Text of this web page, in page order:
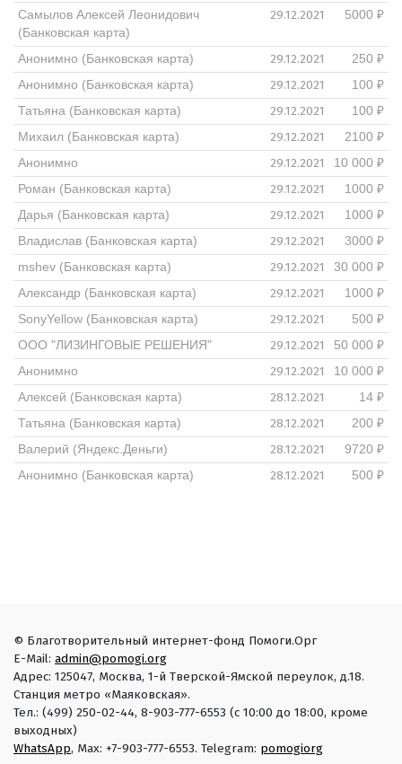
Самылов Алексей Леонидович
(Банковская карта)
29.12.2021 5000 ₽
Анонимно (Банковская карта) 29.12.2021
250 ₽
Анонимно (Банковская карта)
29.12.2021
100 ₽
Татьяна (Банковская карта)
29.12.2021
100 ₽
Михаил (Банковская карта)
29.12.2021
2100 ₽
Анонимно
29.12.2021
10 000 ₽
Роман (Банковская карта)
29.12.2021
1000 ₽
Дарья (Банковская карта)
29.12.2021
1000 ₽
Владислав (Банковская карта)
29.12.2021
3000 ₽
mshev (Банковская карта)
29.12.2021
30 000 ₽
Александр (Банковская карта)
29.12.2021
1000 ₽
SonyYellow (Банковская карта)
29.12.2021
500 ₽
ООО "ЛИЗИНГОВЫЕ РЕШЕНИЯ"
29.12.2021
50 000 ₽
Анонимно
29.12.2021
10 000 ₽
Алексей (Банковская карта)
28.12.2021
14 ₽
Татьяна (Банковская карта)
28.12.2021
200 ₽
Валерий (Яндекс.Деньги)
28.12.2021
9720 ₽
Анонимно (Банковская карта)
28.12.2021 500 ₽
© Благотворительный интернет-фонд Помоги.Орг
E-Mail: admin@pomogi.org
Адрес: 125047, Москва, 1-й Тверской-Ямской переулок, д.18.
Станция метро «Маяковская».
Тел.: (499) 250-02-44, 8-903-777-6553 (с 10:00 до 18:00, кроме
выходных)
WhatsApp, Max: +7-903-777-6553. Telegram: pomogiorg